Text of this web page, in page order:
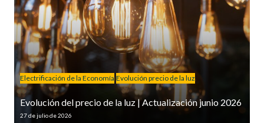
Electrificación de la Economía Evolución precio de la luz
Evolución del precio de la luz | Actualización junio 2026
27 de julio de 2026